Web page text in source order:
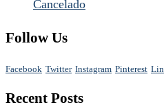
Cancelado
Follow Us
Facebook Twitter Instagram Pinterest
Recent Posts